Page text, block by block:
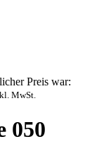
Preis war:
MwSt.
050